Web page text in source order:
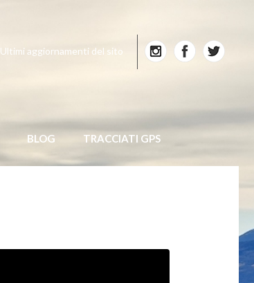
Ultimi aggiornamenti del sito
BLOG TRACCIATI GPS